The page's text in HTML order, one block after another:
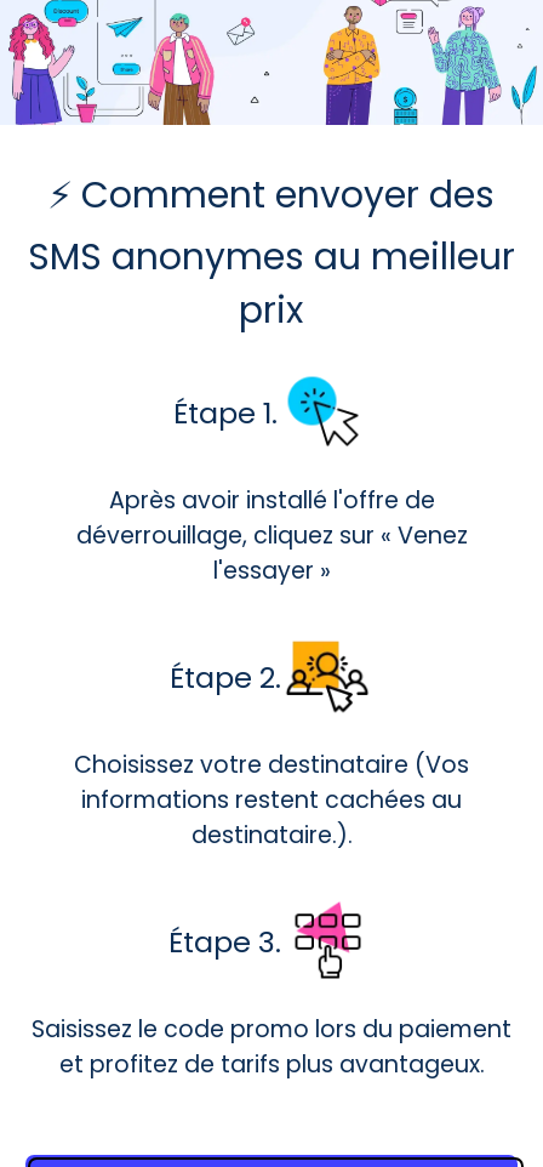
⚡ Comment envoyer des
SMS anonymes au meilleur
prix
Étape 1.
Après avoir installé l'offre de
déverrouillage, cliquez sur « Venez
l'essayer »
Étape 2.
Choisissez votre destinataire (Vos
informations restent cachées au
destinataire.).
Étape 3.
Saisissez le code promo lors du paiement
et profitez de tarifs plus avantageux.